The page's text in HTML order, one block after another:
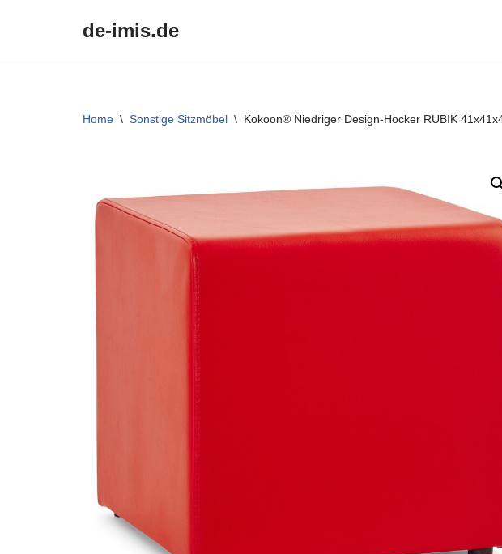
de-imis.de
Home \ Sonstige Sitzmöbel \ Kokoon® Niedriger Design-Hocker RUBIK